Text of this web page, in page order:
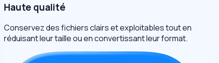
Haute qualité
Conservez des fichiers clairs et exploitables tout en
réduisant leur taille ou en convertissant leur format.